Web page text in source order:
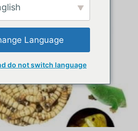
Language
do not switch language